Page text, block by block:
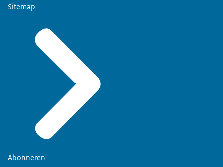
Sitemap
Abonneren